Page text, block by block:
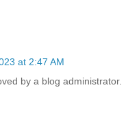
at 2:47 AM
by a blog administrator.